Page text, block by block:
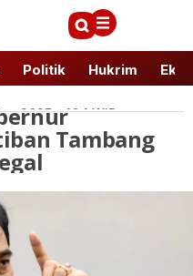
Politik Hukrim
2025 - 16:1 WIB
Tambang